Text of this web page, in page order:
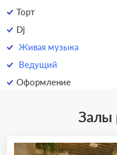
Торт
Dj
Живая музыка
Ведущий
Оформление
Залы